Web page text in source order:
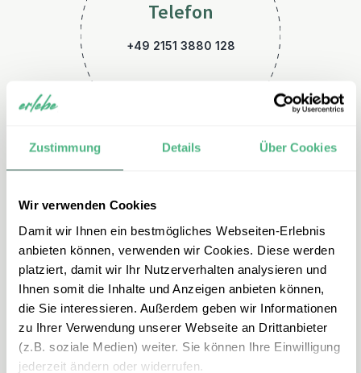
Zustimmung Details Über Cookies
Wir verwenden Cookies
Damit wir Ihnen ein bestmögliches Webseiten-Erlebnis
anbieten können, verwenden wir Cookies. Diese werden
platziert, damit wir Ihr Nutzerverhalten analysieren und
Ihnen somit die Inhalte und Anzeigen anbieten können,
die Sie interessieren. Außerdem geben wir Informationen
zu Ihrer Verwendung unserer Webseite an Drittanbieter
(z.B. soziale Medien) weiter. Sie können Ihre Einwilligung
jederzeit ändern oder widerrufen.
Telefon
+49 2151 3880 128
E-Mail
namibia@erlebe.de